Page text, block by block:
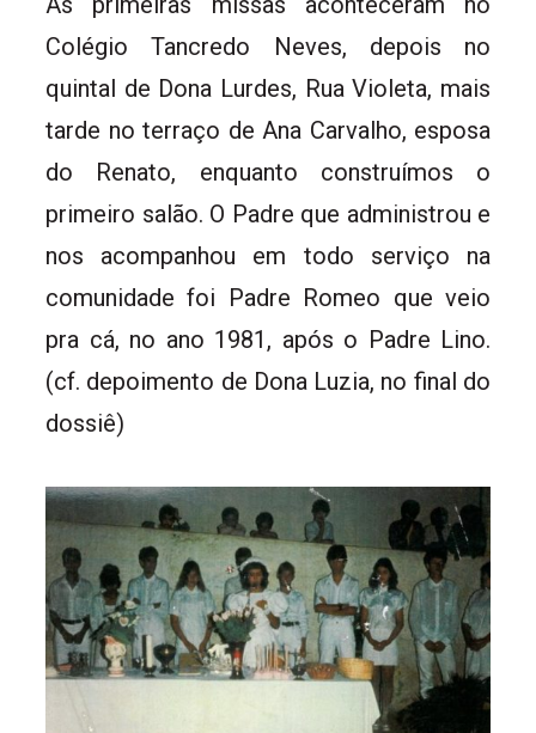
Colégio Tancredo Neves, depois no
quintal de Dona Lurdes, Rua Violeta, mais
tarde no terraço de Ana Carvalho, esposa
do Renato, enquanto construímos o
primeiro salão. O Padre que administrou e
nos acompanhou em todo serviço na
comunidade foi Padre Romeo que veio
pra cá, no ano 1981, após o Padre Lino.
(cf. depoimento de Dona Luzia, no final do
dossiê)